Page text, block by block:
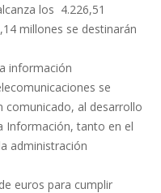
los 4.226,51
millones se destinarán
información
se
comunicado, al desarrollo
Información, tanto en el
administración
euros para cumplir